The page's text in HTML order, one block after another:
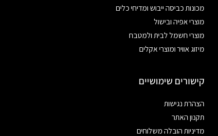
מכונות כביסה ייבוש ומדיחי כלים
מוצרי אפיה ובישול
מוצרי חשמל לבית ולמטבח
מיזוג אוויר ומוצרי אקלים
קישורים שימושיים
הצהרת נגישות
תקנון האתר
מדיניות הובלה משלוחים